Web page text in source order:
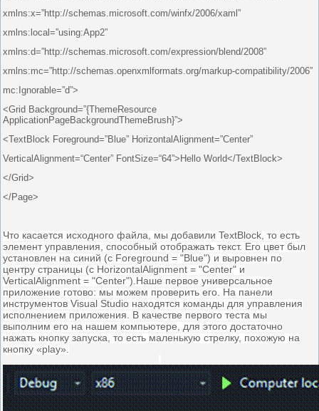
xmlns:x=”http://schemas.microsoft.com/winfx/2006/xaml”
xmlns:local=”using:App2”
xmlns:d=”http://schemas.microsoft.com/expression/blend/2008”
xmlns:mc=”http://schemas.openxmlformats.org/markup-compatibility/2006”
mc:Ignorable=”d”>
<Grid Background=”{ThemeResource
ApplicationPageBackgroundThemeBrush}”>
<TextBlock Foreground=”Blue” HorizontalAlignment=”Center”
VerticalAlignment=“Center” FontSize=“64”>Hello World</TextBlock>
</Grid>
</Page>
Что касается исходного файла, мы добавили TextBlock, то есть
элемент управления, способный отображать текст. Его цвет был
установлен на синий (с Foreground = "Blue") и выровнен по
центру страницы (с HorizontalAlignment = "Center" и
VerticalAlignment = "Center").Наше первое универсальное
приложение готово: мы можем проверить его. На панели
инструментов Visual Studio находятся команды для управления
исполнением приложения. В качестве первого теста мы
выполним его на нашем компьютере, для этого достаточно
нажать кнопку запуска, то есть маленькую стрелку, похожую на
кнопку «play».